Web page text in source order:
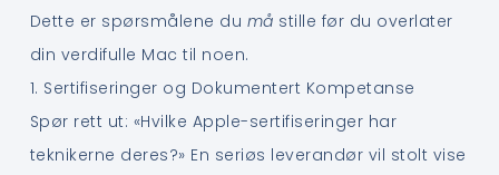
Dette er spørsmålene du må stille før du overlater
din verdifulle Mac til noen.
1. Sertifiseringer og Dokumentert Kompetanse
Spør rett ut: «Hvilke Apple-sertifiseringer har
teknikerne deres?» En seriøs leverandør vil stolt vise